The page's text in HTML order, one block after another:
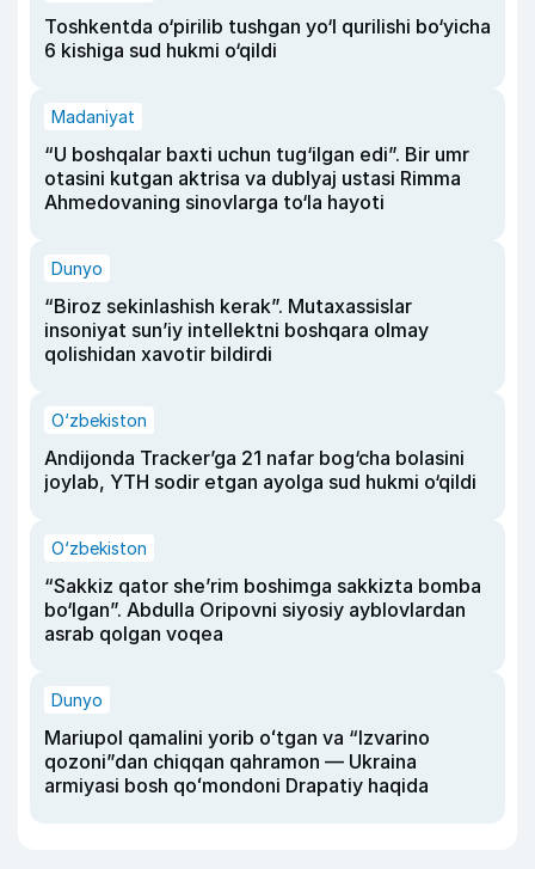
Toshkentda o‘pirilib tushgan yo‘l qurilishi bo‘yicha
6 kishiga sud hukmi o‘qildi
Madaniyat
“U boshqalar baxti uchun tug‘ilgan edi”. Bir umr
otasini kutgan aktrisa va dublyaj ustasi Rimma
Ahmedovaning sinovlarga to‘la hayoti
Dunyo
“Biroz sekinlashish kerak”. Mutaxassislar
insoniyat sun’iy intellektni boshqara olmay
qolishidan xavotir bildirdi
O‘zbekiston
Andijonda Tracker’ga 21 nafar bog‘cha bolasini
joylab, YTH sodir etgan ayolga sud hukmi o‘qildi
O‘zbekiston
“Sakkiz qator she’rim boshimga sakkizta bomba
bo‘lgan”. Abdulla Oripovni siyosiy ayblovlardan
asrab qolgan voqea
Dunyo
Mariupol qamalini yorib oʻtgan va “Izvarino
qozoni”dan chiqqan qahramon — Ukraina
armiyasi bosh qoʻmondoni Drapatiy haqida